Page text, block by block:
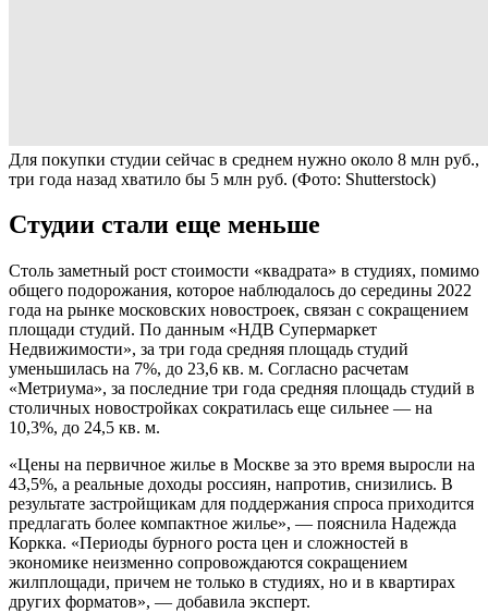
Для покупки студии сейчас в среднем нужно около 8 млн руб.,
три года назад хватило бы 5 млн руб. (Фото: Shutterstock)
Студии стали еще меньше
Столь заметный рост стоимости «квадрата» в студиях, помимо
общего подорожания, которое наблюдалось до середины 2022
года на рынке московских новостроек, связан с сокращением
площади студий. По данным «НДВ Супермаркет
Недвижимости», за три года средняя площадь студий
уменьшилась на 7%, до 23,6 кв. м. Согласно расчетам
«Метриума», за последние три года средняя площадь студий в
столичных новостройках сократилась еще сильнее — на
10,3%, до 24,5 кв. м.
«Цены на первичное жилье в Москве за это время выросли на
43,5%, а реальные доходы россиян, напротив, снизились. В
результате застройщикам для поддержания спроса приходится
предлагать более компактное жилье», — пояснила Надежда
Коркка. «Периоды бурного роста цен и сложностей в
экономике неизменно сопровождаются сокращением
жилплощади, причем не только в студиях, но и в квартирах
других форматов», — добавила эксперт.